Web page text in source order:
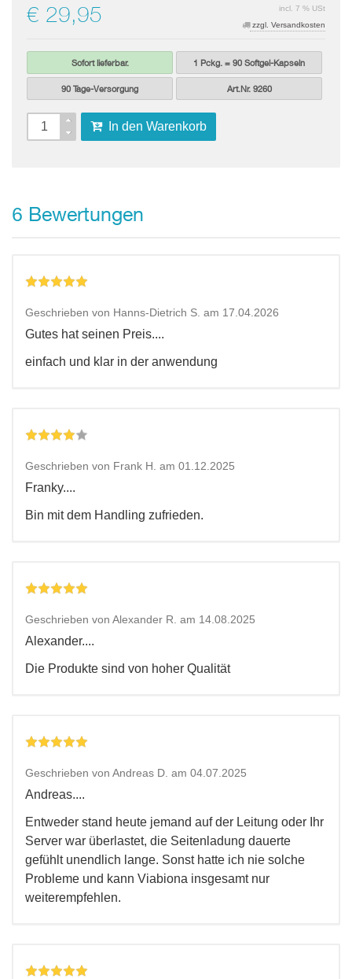
incl. 7 % USt
zzgl. Versandkosten
€ 29,95
Sofort lieferbar. 1 Pckg. = 90 Softgel-Kapseln
90 Tage-Versorgung Art.Nr. 9260
In den Warenkorb
6 Bewertungen
Geschrieben von Hanns-Dietrich S. am 17.04.2026
Gutes hat seinen Preis....
einfach und klar in der anwendung
Geschrieben von Frank H. am 01.12.2025
Franky....
Bin mit dem Handling zufrieden.
Geschrieben von Alexander R. am 14.08.2025
Alexander....
Die Produkte sind von hoher Qualität
Geschrieben von Andreas D. am 04.07.2025
Andreas....
Entweder stand heute jemand auf der Leitung oder Ihr
Server war überlastet, die Seitenladung dauerte
gefühlt unendlich lange. Sonst hatte ich nie solche
Probleme und kann Viabiona insgesamt nur
weiterempfehlen.